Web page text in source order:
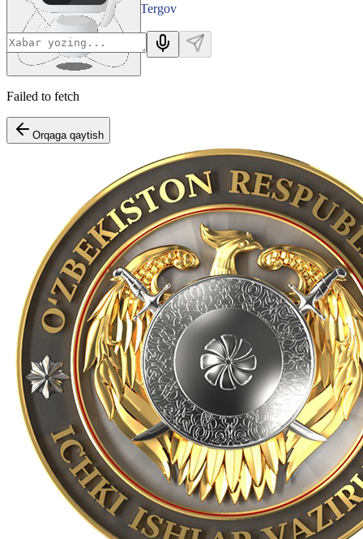
Tergov
Departamenti
Failed to fetch
Orqaga qaytish